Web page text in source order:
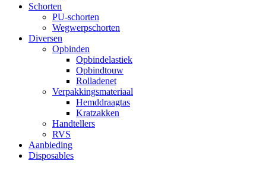
Schorten
PU-schorten
Wegwerpschorten
Diversen
Opbinden
Opbindelastiek
Opbindtouw
Rolladenet
Verpakkingsmateriaal
Hemddraagtas
Kratzakken
Handtellers
RVS
Aanbieding
Disposables